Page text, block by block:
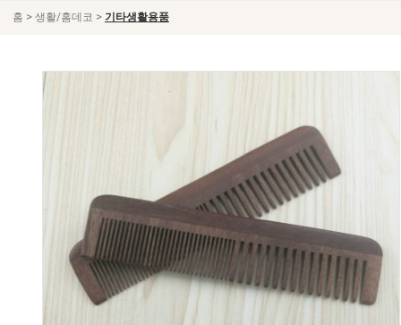
홈 > 생활/홈데코 > 기타생활용품